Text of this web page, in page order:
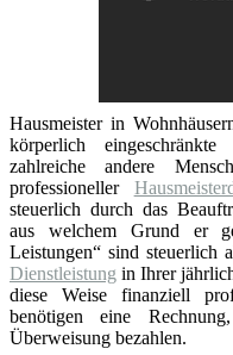
Hausmeister in
körperlich
zahlreiche andere
professioneller
steuerlich durch das
aus welchem Grund er
Leistungen“ sind steuerlich
Dienstleistung in Ihrer
diese Weise finanziell
benötigen eine
Überweisung bezahlen.